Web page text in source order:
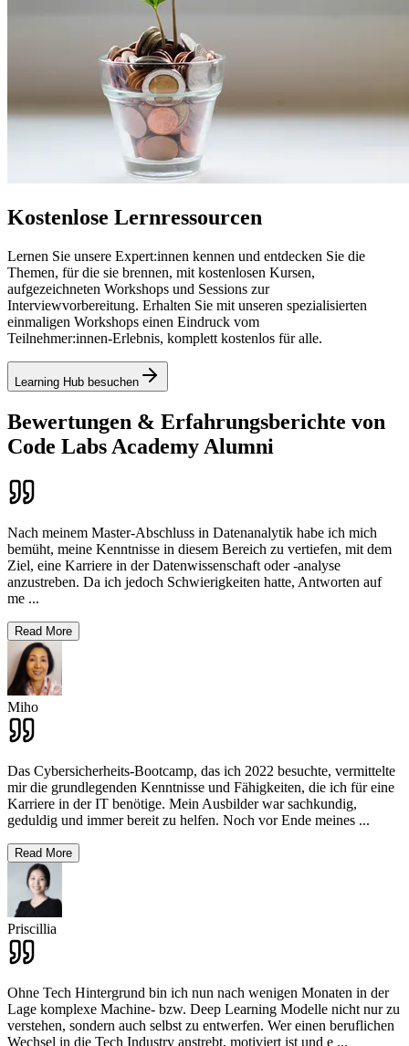
Kostenlose Lernressourcen
Lernen Sie unsere Expert:innen kennen und entdecken Sie die
Themen, für die sie brennen, mit kostenlosen Kursen,
aufgezeichneten Workshops und Sessions zur
Interviewvorbereitung. Erhalten Sie mit unseren spezialisierten
einmaligen Workshops einen Eindruck vom
Teilnehmer:innen‑Erlebnis, komplett kostenlos für alle.
Learning Hub besuchen
Bewertungen & Erfahrungsberichte von
Code Labs Academy Alumni
Nach meinem Master-Abschluss in Datenanalytik habe ich mich
bemüht, meine Kenntnisse in diesem Bereich zu vertiefen, mit dem
Ziel, eine Karriere in der Datenwissenschaft oder -analyse
anzustreben. Da ich jedoch Schwierigkeiten hatte, Antworten auf
me ...
Read More
Miho
Das Cybersicherheits-Bootcamp, das ich 2022 besuchte, vermittelte
mir die grundlegenden Kenntnisse und Fähigkeiten, die ich für eine
Karriere in der IT benötige. Mein Ausbilder war sachkundig,
geduldig und immer bereit zu helfen. Noch vor Ende meines ...
Read More
Priscillia
Ohne Tech Hintergrund bin ich nun nach wenigen Monaten in der
Lage komplexe Machine- bzw. Deep Learning Modelle nicht nur zu
verstehen, sondern auch selbst zu entwerfen. Wer einen beruflichen
Wechsel in die Tech Industry anstrebt, motiviert ist und e ...